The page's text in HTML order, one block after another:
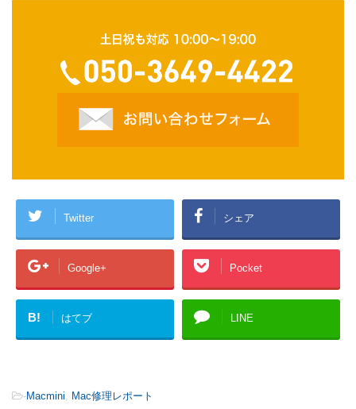
Twitter シェア
Google+ Pocket
B! はてブ LINE
-Macmini
Mac修理レポート